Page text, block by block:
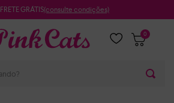
FRETE GRÁTIS(consulte condições)
0